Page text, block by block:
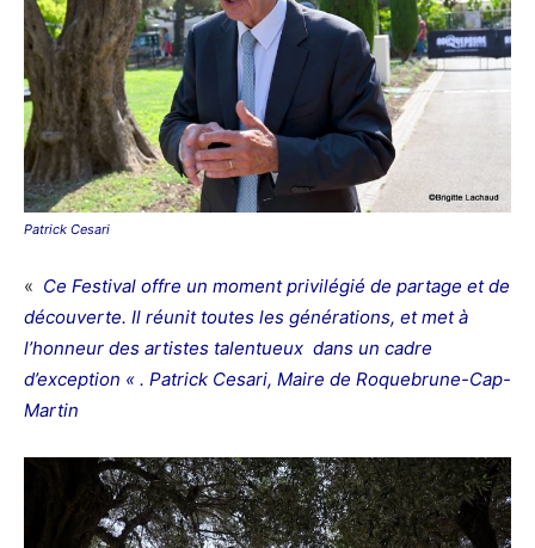
Patrick Cesari
« Ce Festival offre un moment privilégié de partage et de
découverte. Il réunit toutes les générations, et met à
l’honneur des artistes talentueux dans un cadre
d’exception « . Patrick Cesari, Maire de Roquebrune-Cap-
Martin